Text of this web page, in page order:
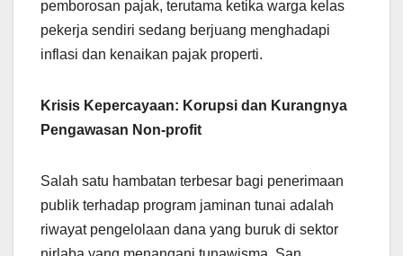
pemborosan pajak, terutama ketika warga kelas
pekerja sendiri sedang berjuang menghadapi
inflasi dan kenaikan pajak properti.
Krisis Kepercayaan: Korupsi dan Kurangnya
Pengawasan Non-profit
Salah satu hambatan terbesar bagi penerimaan
publik terhadap program jaminan tunai adalah
riwayat pengelolaan dana yang buruk di sektor